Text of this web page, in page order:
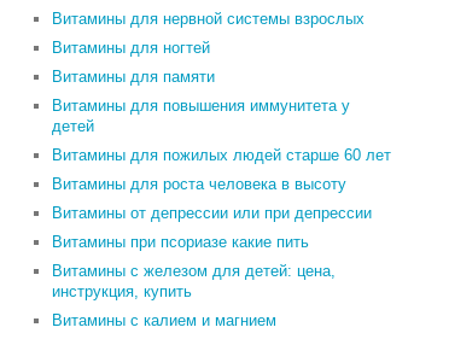
Витамины для нервной системы взрослых
Витамины для ногтей
Витамины для памяти
Витамины для повышения иммунитета у
детей
Витамины для пожилых людей старше 60 лет
Витамины для роста человека в высоту
Витамины от депрессии или при депрессии
Витамины при псориазе какие пить
Витамины с железом для детей: цена,
инструкция, купить
Витамины с калием и магнием